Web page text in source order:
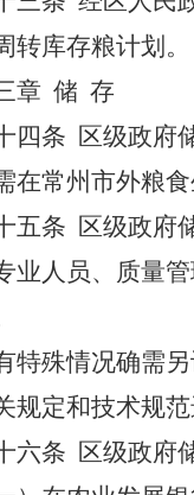
转库存粮计划。
章 储 存
四条 区级政府
在常州市外粮
五条 区级政府
业人员、质量
特殊情况确需
规定和技术规
六条 区级政府